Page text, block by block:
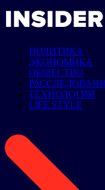
ПОЛИТИКА
ЭКОНОМИКА
ОБЩЕСТВО
ТЕХНОЛОГИИ
LIFE STYLE